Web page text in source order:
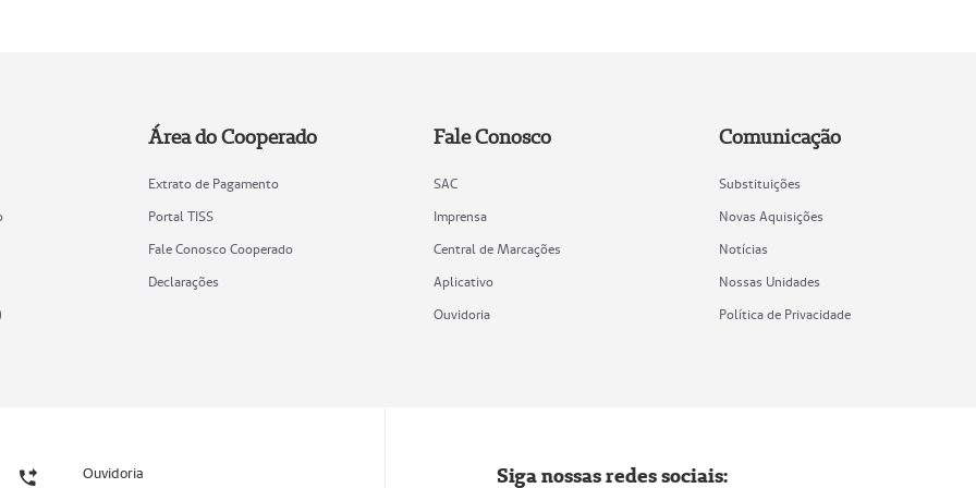
Área do Cooperado
Extrato de Pagamento
Portal TISS
Fale Conosco Cooperado
Declarações
Fale Conosco
SAC
Imprensa
Central de Marcações
Aplicativo
Ouvidoria
Comunicação
Substituições
Novas Aquisições
Notícias
Nossas Unidades
Política de Privacidade
Ouvidoria Siga nossas redes sociais: